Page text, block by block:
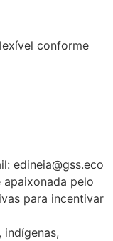
conforme
edineia@gss.eco
apaixonada pelo
para incentivar
indígenas,